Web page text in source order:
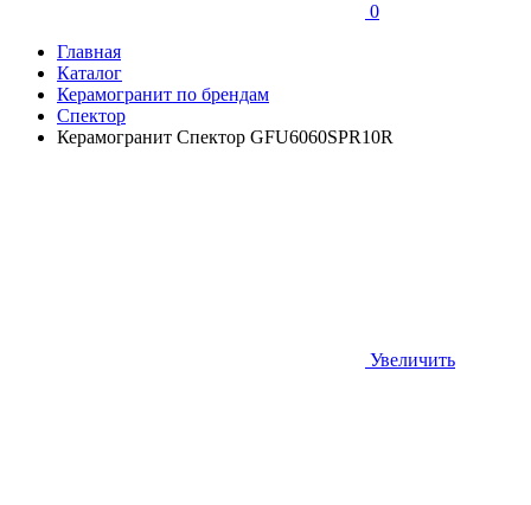
0
Главная
Каталог
Керамогранит по брендам
Спектор
Керамогранит Спектор GFU6060SPR10R
Увеличить